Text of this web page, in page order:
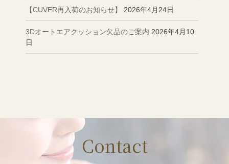
【CUVER再入荷のお知らせ】 2026年4月24日
3Dオートエアクッション欠品のご案内 2026年4月10
日
Contact